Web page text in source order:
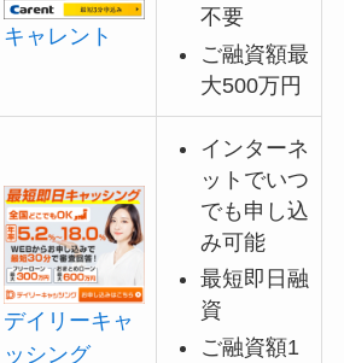
キャレント
不要
ご融資額最
大500万円
デイリーキャ
ッシング
インターネ
ットでいつ
でも申し込
み可能
最短即日融
資
ご融資額1